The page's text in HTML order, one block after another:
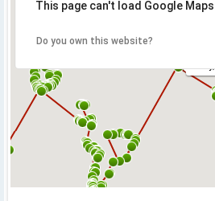
This page can't load Google
Do you own this website?